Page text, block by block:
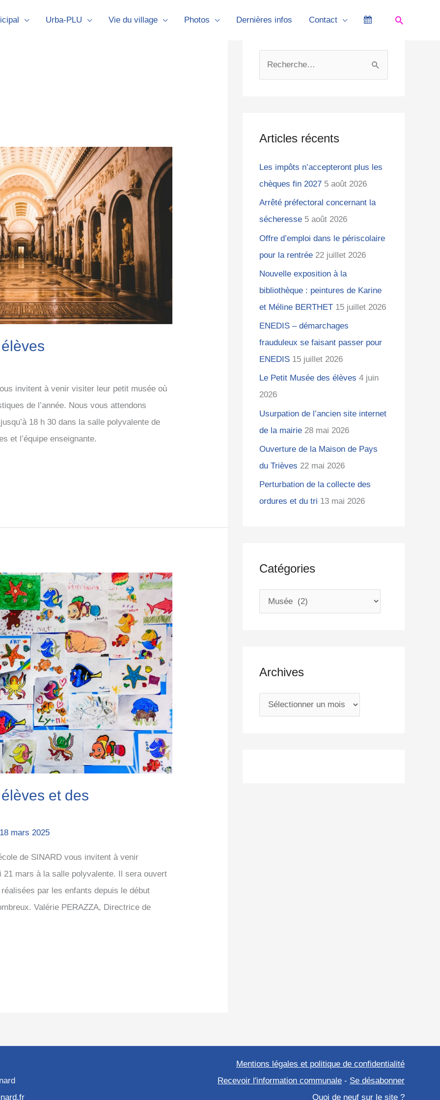
Urba-PLU Vie du village Photos Dernières infos Contact
invitent à venir visiter leur petit musée où
de l’année. Nous vous attendons
18 h 30 dans la salle polyvalente de
et l’équipe enseignante.
et des
18 mars 2025
de SINARD vous invitent à venir
mars à la salle polyvalente. Il sera ouvert
par les enfants depuis le début
Valérie PERAZZA, Directrice de
e
c
h
e
r
:
Articles récents
Les impôts n’accepteront plus les
chèques fin 2027 5 août 2026
Arrêté préfectoral concernant la
sécheresse 5 août 2026
Offre d’emploi dans le périscolaire
pour la rentrée 22 juillet 2026
Nouvelle exposition à la
bibliothèque : peintures de Karine
et Méline BERTHET 15 juillet 2026
ENEDIS – démarchages
frauduleux se faisant passer pour
ENEDIS 15 juillet 2026
Le Petit Musée des élèves 4 juin
2026
Usurpation de l’ancien site internet
de la mairie 28 mai 2026
Ouverture de la Maison de Pays
du Trièves 22 mai 2026
Perturbation de la collecte des
ordures et du tri 13 mai 2026
Catégories
r
Archives
e
Mentions légales et politique de confidentialité
Recevoir l'information communale - Se désabonner
Quoi de neuf sur le site ?